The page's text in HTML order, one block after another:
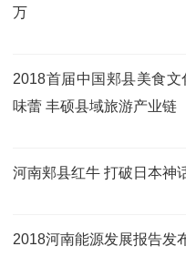
万
2018首届中国郏县美食
味蕾 丰硕县域旅游产业链
河南郏县红牛 打破日本神
2018河南能源发展报告发